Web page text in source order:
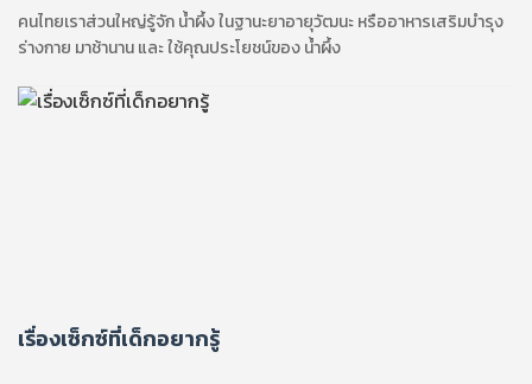
คนไทยเราส่วนใหญ่รู้จัก น้ำผึ้ง ในฐานะยาอายุวัฒนะ หรืออาหารเสริมบำรุง
ร่างกาย มาช้านาน และ ใช้คุณประโยชน์ของ น้ำผึ้ง
เรื่องเซ็กซ์ที่เด็กอยากรู้